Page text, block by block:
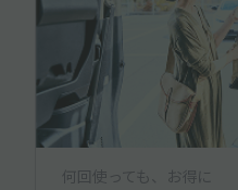
何回使っても、お得に